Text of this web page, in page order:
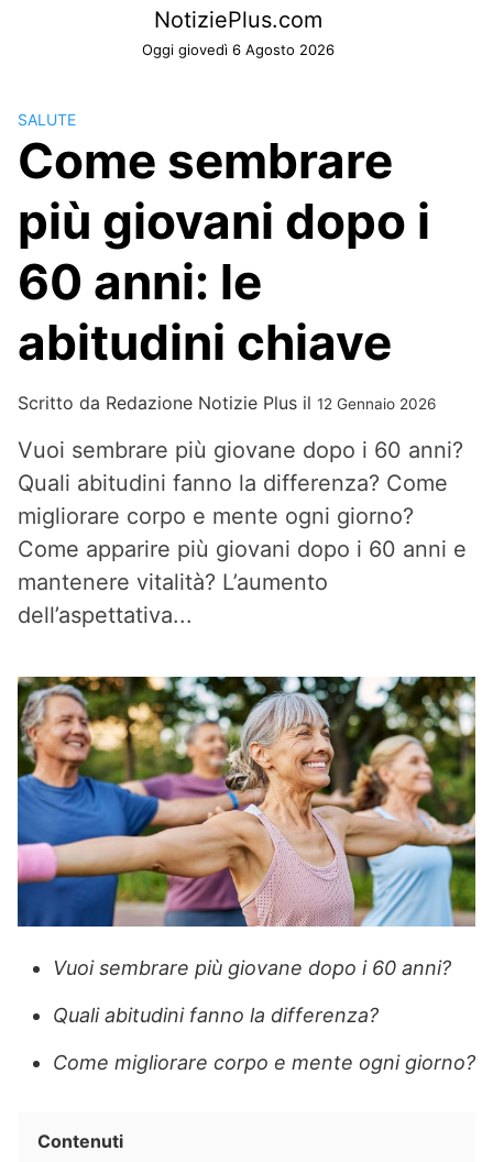
NotiziePlus.com
Oggi giovedì 6 Agosto 2026
SALUTE
Come sembrare
più giovani dopo i
60 anni: le
abitudini chiave
Scritto da Redazione Notizie Plus il 12 Gennaio 2026
Vuoi sembrare più giovane dopo i 60 anni?
Quali abitudini fanno la differenza? Come
migliorare corpo e mente ogni giorno?
Come apparire più giovani dopo i 60 anni e
mantenere vitalità? L’aumento
dell’aspettativa...
Vuoi sembrare più giovane dopo i 60 anni?
Quali abitudini fanno la differenza?
Come migliorare corpo e mente ogni giorno?
Contenuti